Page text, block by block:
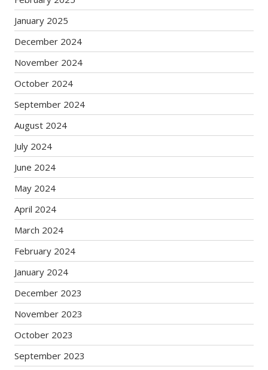
January 2025
December 2024
November 2024
October 2024
September 2024
August 2024
July 2024
June 2024
May 2024
April 2024
March 2024
February 2024
January 2024
December 2023
November 2023
October 2023
September 2023